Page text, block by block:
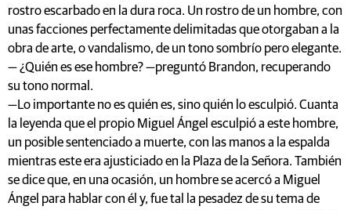
rostro escarbado en la dura roca. Un rostro de un hombre, con
unas facciones perfectamente delimitadas que otorgaban a la
obra de arte, o vandalismo, de un tono sombrío pero elegante.
— ¿Quién es ese hombre? —preguntó Brandon, recuperando
su tono normal.
—Lo importante no es quién es, sino quién lo esculpió. Cuanta
la leyenda que el propio Miguel Ángel esculpió a este hombre,
un posible sentenciado a muerte, con las manos a la espalda
mientras este era ajusticiado en la Plaza de la Señora. También
se dice que, en una ocasión, un hombre se acercó a Miguel
Ángel para hablar con él y, fue tal la pesadez de su tema de